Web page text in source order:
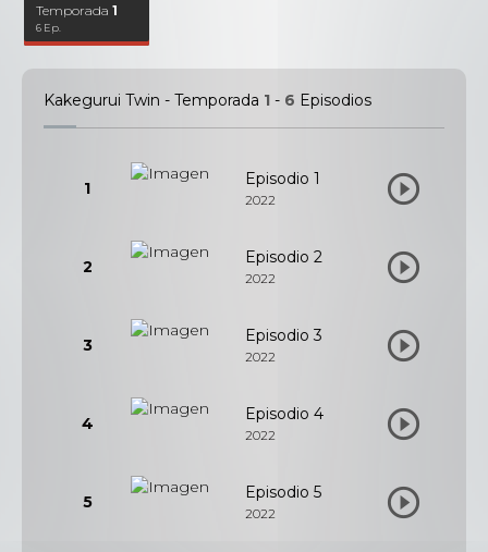
Temporada1
6 Ep.
Kakegurui Twin - Temporada 1 - 6 Episodios
1 Episodio 1
2022
2 Episodio 2
2022
3 Episodio 3
2022
4 Episodio 4
2022
5 Episodio 5
2022